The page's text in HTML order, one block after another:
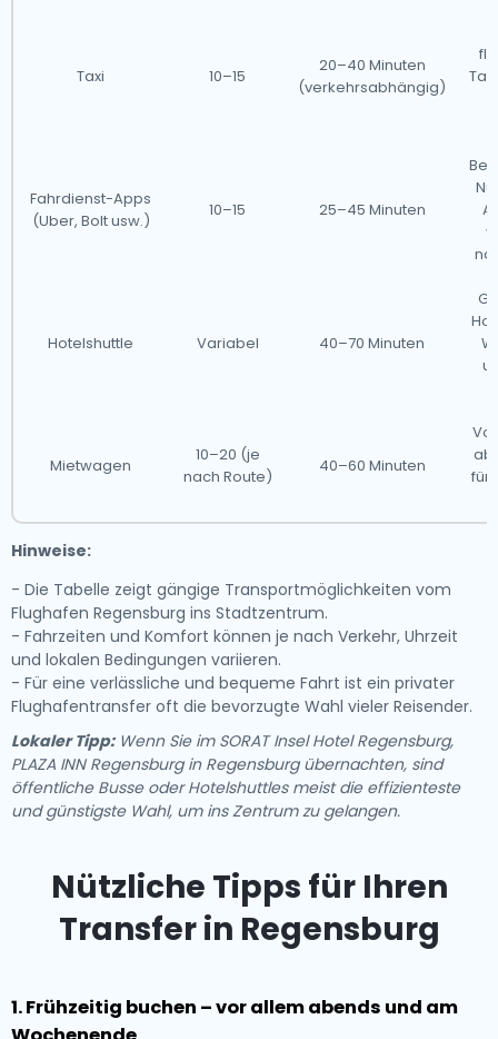
Taxi 10–15
20–40 Minuten
(verkehrsabhängig)
Fahrdienst-Apps
(Uber, Bolt usw.)
10–15 25–45 Minuten
Hotelshuttle Variabel 40–70 Minuten
Mietwagen
10–20 (je
nach Route)
40–60 Minuten
für
Hinweise:
- Die Tabelle zeigt gängige Transportmöglichkeiten vom
Flughafen Regensburg ins Stadtzentrum.
- Fahrzeiten und Komfort können je nach Verkehr, Uhrzeit
und lokalen Bedingungen variieren.
- Für eine verlässliche und bequeme Fahrt ist ein privater
Flughafentransfer oft die bevorzugte Wahl vieler Reisender.
Lokaler Tipp:Wenn Sie im SORAT Insel Hotel Regensburg,
PLAZA INN Regensburg in Regensburg übernachten, sind
öffentliche Busse oder Hotelshuttles meist die effizienteste
und günstigste Wahl, um ins Zentrum zu gelangen.
Nützliche Tipps für Ihren
Transfer in Regensburg
1. Frühzeitig buchen – vor allem abends und am